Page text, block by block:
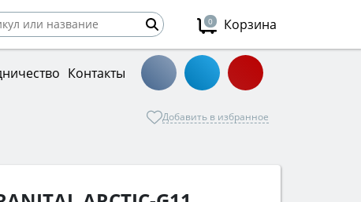
0 Корзина
Контакты
Добавить в избранное